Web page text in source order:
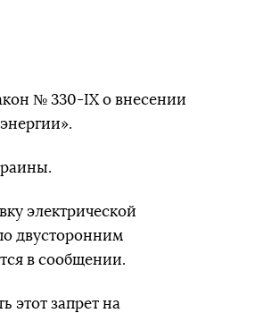
№ 330-IX о внесении
электрической
двусторонним
в сообщении.
этот запрет на